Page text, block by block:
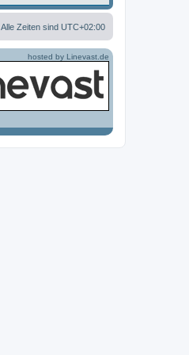
Alle Zeiten sind UTC+02:00
hosted by Linevast.de